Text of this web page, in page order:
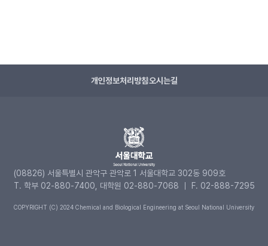
개인정보처리방침오시는길
(08826) 서울특별시 관악구 관악로 1 서울대학교 302동 909호
T. 학부 02-880-7400, 대학원 02-880-7068 ｜ F. 02-888-7295
COPYRIGHT (C) 2024 Chemical and Biological Engineering at Seoul National University